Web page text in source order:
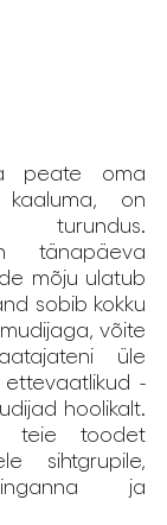
peate oma
kaaluma, on
turundus.
tänapäeva
mõju ulatub
sobib kokku
võite
üle
-
hoolikalt.
toodet
sihtgrupile,
ja